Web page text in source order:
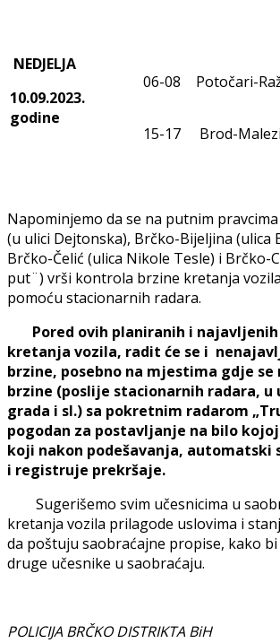
NEDJELJA
10.09.2023.
godine
06-08 Potočari-
15-17 Brod-
Napominjemo da se na putnim
(u ulici Dejtonska), Brčko-Bijeljina (ulica
Brčko-Čelić (ulica Nikole Tesle) i Brčko-
put¨) vrši kontrola brzine kretanja
pomoću stacionarnih radara.
Pored ovih planiranih i
kretanja vozila, radit će se i
brzine, posebno na mjestima gdje se
brzine (poslije stacionarnih radara, u
grada i sl.) sa pokretnim radarom
pogodan za postavljanje na bilo
koji nakon podešavanja, automatski
i registruje prekršaje.
Sugerišemo svim učesnicima u
kretanja vozila prilagode uslovima i
da poštuju saobraćajne propise, kako
druge učesnike u saobraćaju.
POLICIJA BRČKO DISTRIKTA BiH